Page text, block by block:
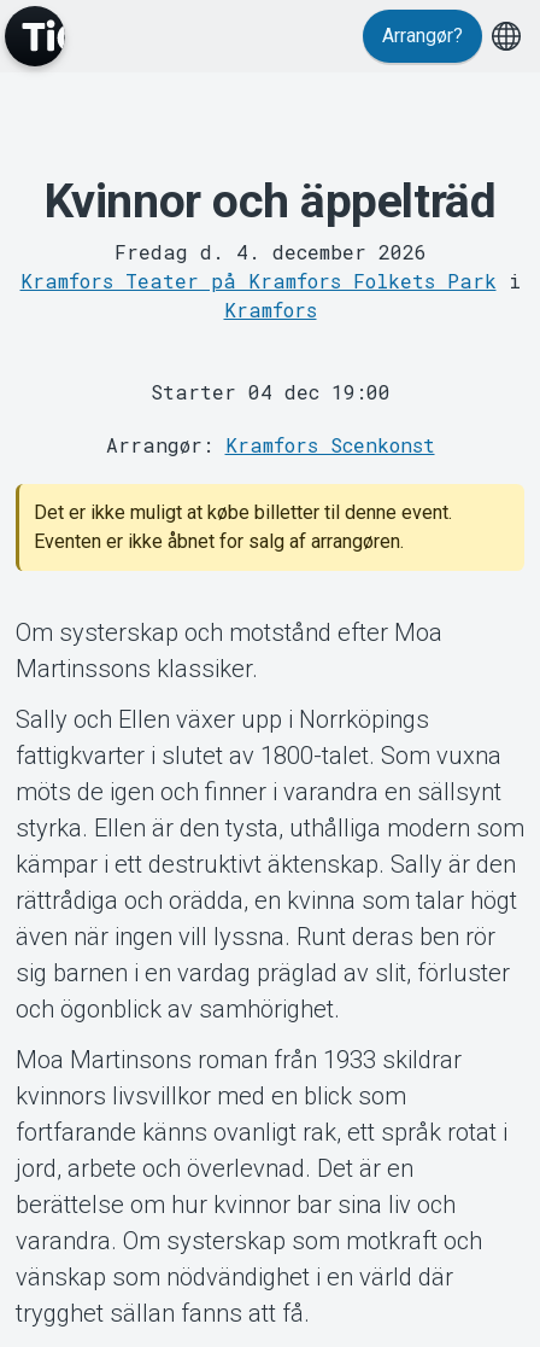
MyTickster
Om Tickster
Arrangør?
Kvinnor och äppelträd
Fredag d. 4. december 2026
Kramfors Teater på Kramfors Folkets Park i
Kramfors
Starter 04 dec 19:00
Arrangør: Kramfors Scenkonst
Det er ikke muligt at købe billetter til denne event.
Eventen er ikke åbnet for salg af arrangøren.
Om systerskap och motstånd efter Moa
Martinssons klassiker.
Sally och Ellen växer upp i Norrköpings
fattigkvarter i slutet av 1800-talet. Som vuxna
möts de igen och finner i varandra en sällsynt
styrka. Ellen är den tysta, uthålliga modern som
kämpar i ett destruktivt äktenskap. Sally är den
rättrådiga och orädda, en kvinna som talar högt
även när ingen vill lyssna. Runt deras ben rör
sig barnen i en vardag präglad av slit, förluster
och ögonblick av samhörighet.
Moa Martinsons roman från 1933 skildrar
kvinnors livsvillkor med en blick som
fortfarande känns ovanligt rak, ett språk rotat i
jord, arbete och överlevnad. Det är en
berättelse om hur kvinnor bar sina liv och
varandra. Om systerskap som motkraft och
vänskap som nödvändighet i en värld där
trygghet sällan fanns att få.